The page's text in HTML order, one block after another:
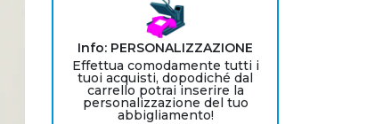
Info: PERSONALIZZAZIONE
Effettua comodamente tutti i
tuoi acquisti, dopodiché dal
carrello potrai inserire la
personalizzazione del tuo
abbigliamento!